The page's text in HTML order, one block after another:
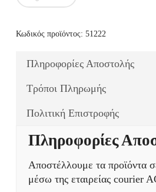
Κωδικός προϊόντος: 51222
Πληροφορίες Αποστολής
Τρόποι Πληρωμής
Πολιτική Επιστροφής
Πληροφορίες
Αποστέλλουμε τα προϊόντα
μέσω της εταιρείας courier